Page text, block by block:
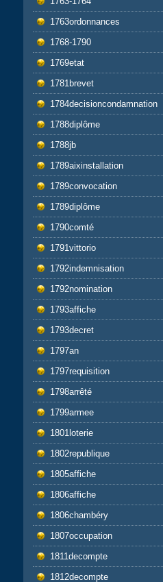
1763ordonnances
1768-1790
1769etat
1781brevet
1784decisioncondamnation
1788diplôme
1788jb
1789aixinstallation
1789convocation
1789diplôme
1790comté
1791vittorio
1792indemnisation
1792nomination
1793affiche
1793decret
1797an
1797requisition
1798arrêté
1799armee
1801loterie
1802republique
1805affiche
1806affiche
1806chambéry
1807occupation
1811decompte
1812decompte